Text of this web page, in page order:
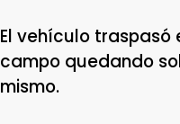
El vehículo traspasó
campo quedando
mismo.